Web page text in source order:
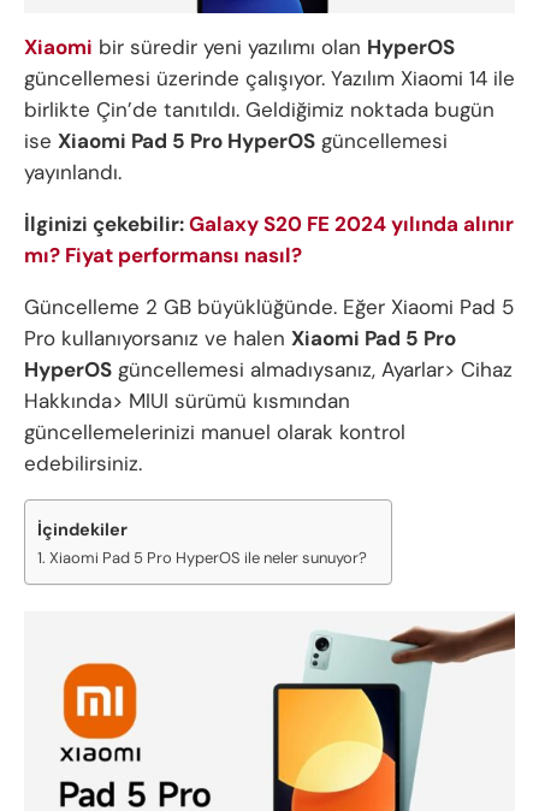
Xiaomi bir süredir yeni yazılımı olan HyperOS
güncellemesi üzerinde çalışıyor. Yazılım Xiaomi 14 ile
birlikte Çin’de tanıtıldı. Geldiğimiz noktada bugün
ise Xiaomi Pad 5 Pro HyperOS güncellemesi
yayınlandı.
İlginizi çekebilir:Galaxy S20 FE 2024 yılında alınır
mı? Fiyat performansı nasıl?
Güncelleme 2 GB büyüklüğünde. Eğer Xiaomi Pad 5
Pro kullanıyorsanız ve halen Xiaomi Pad 5 Pro
HyperOS güncellemesi almadıysanız, Ayarlar> Cihaz
Hakkında> MIUI sürümü kısmından
güncellemelerinizi manuel olarak kontrol
edebilirsiniz.
İçindekiler
Xiaomi Pad 5 Pro HyperOS ile neler sunuyor?